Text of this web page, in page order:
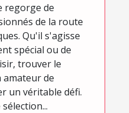
regorge de
de la route
Qu'il s'agisse
spécial ou de
trouver le
amateur de
un véritable défi.